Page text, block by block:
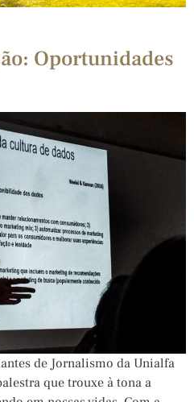
Oportunidades
de Jornalismo da Unialfa
que trouxe à tona a